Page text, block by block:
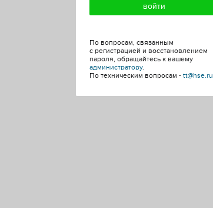
По вопросам, связанным
с регистрацией и восстановлением
пароля, обращайтесь к вашему
администратору.
По техническим вопросам - tt@hse.ru